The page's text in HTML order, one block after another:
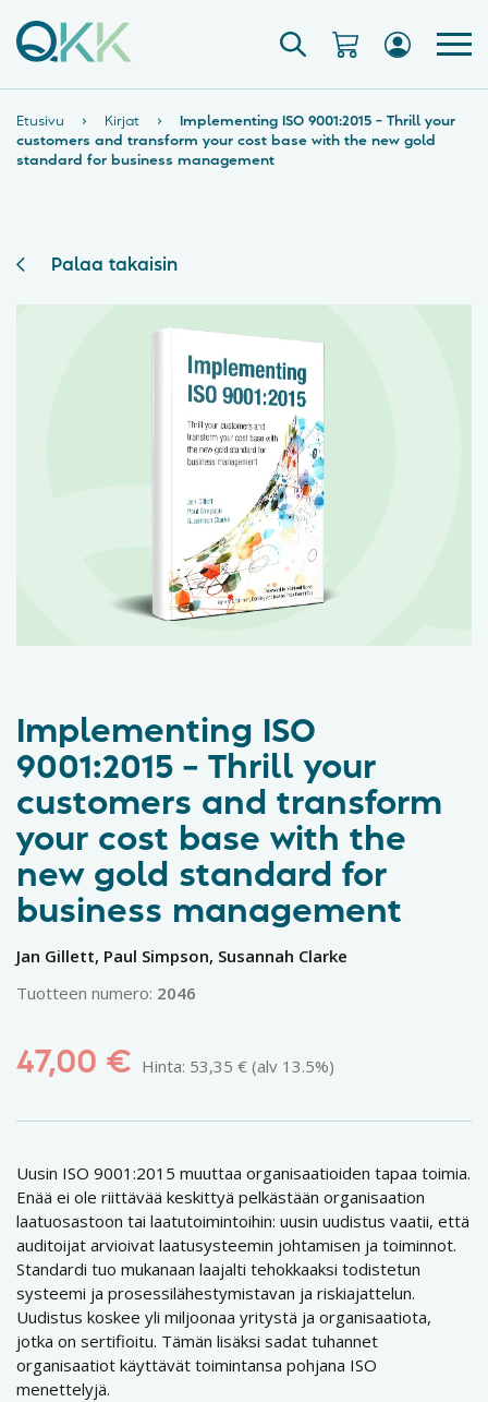
Etusivu › Kirjat ›
Implementing ISO 9001:2015 – Thrill your
customers and transform your cost base with the new gold
standard for business management
Palaa takaisin
Implementing ISO
9001:2015 – Thrill your
customers and transform
your cost base with the
new gold standard for
business management
Jan Gillett, Paul Simpson, Susannah Clarke
Tuotteen numero: 2046
47,00 € Hinta: 53,35 € (alv 13.5%)
Uusin ISO 9001:2015 muuttaa organisaatioiden tapaa toimia.
Enää ei ole riittävää keskittyä pelkästään organisaation
laatuosastoon tai laatutoimintoihin: uusin uudistus vaatii, että
auditoijat arvioivat laatusysteemin johtamisen ja toiminnot.
Standardi tuo mukanaan laajalti tehokkaaksi todistetun
systeemi ja prosessilähestymistavan ja riskiajattelun.
Uudistus koskee yli miljoonaa yritystä ja organisaatiota,
jotka on sertifioitu. Tämän lisäksi sadat tuhannet
organisaatiot käyttävät toimintansa pohjana ISO
menettelyjä.